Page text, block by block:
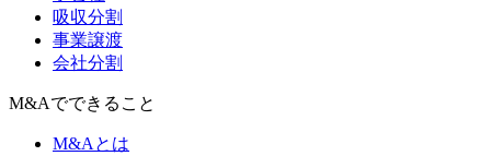
吸収分割
事業譲渡
会社分割
M&Aでできること
M&Aとは